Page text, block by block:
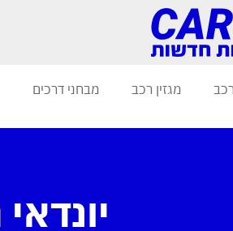
מגזין רכב מבחני דרכים